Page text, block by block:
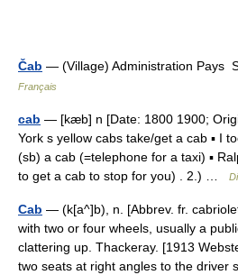
Čab — (Village) Administration Pays
Français
cab — [kæb] n [Date: 1800 1900;
York s yellow cabs take/get a cab ▪ I
(sb) a cab (=telephone for a taxi) ▪
to get a cab to stop for you) . 2.) …
Cab — (k[a^]b), n. [Abbrev. fr.
with two or four wheels, usually a
clattering up. Thackeray. [1913
two seats at right angles to the